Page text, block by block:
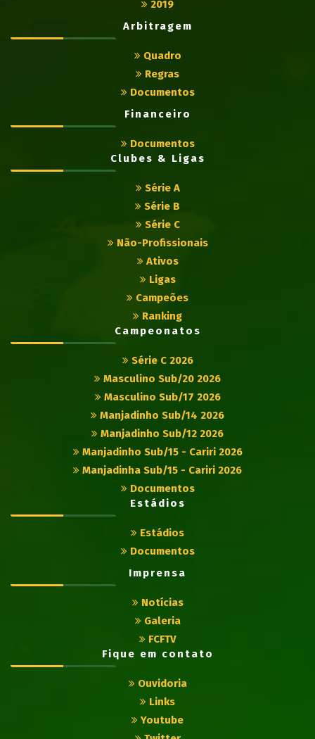
2019
Arbitragem
Quadro
Regras
Documentos
Financeiro
Documentos
Clubes & Ligas
Série A
Série B
Série C
Não-Profissionais
Ativos
Ligas
Campeões
Ranking
Campeonatos
Série C 2026
Masculino Sub/20 2026
Masculino Sub/17 2026
Manjadinho Sub/14 2026
Manjadinho Sub/12 2026
Manjadinho Sub/15 - Cariri 2026
Manjadinha Sub/15 - Cariri 2026
Documentos
Estádios
Estádios
Documentos
Imprensa
Notícias
Galeria
FCFTV
Fique em contato
Ouvidoria
Links
Youtube